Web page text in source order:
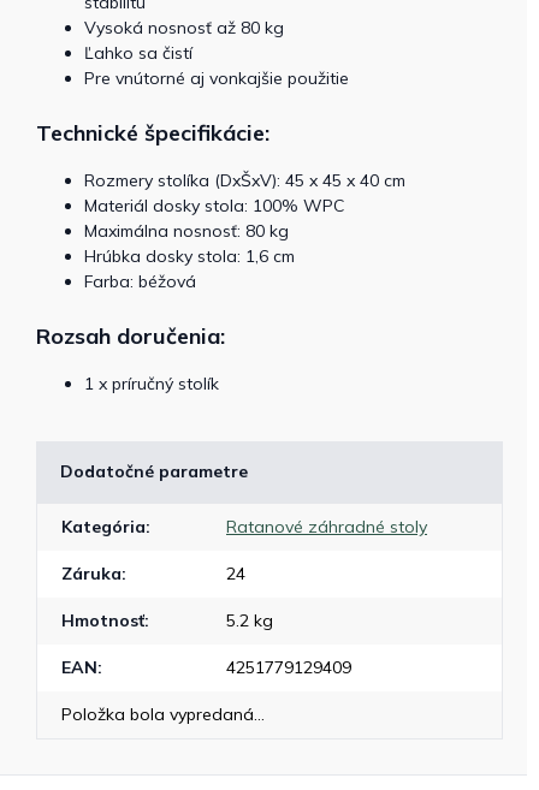
Vysoká nosnosť až 80 kg
Ľahko sa čistí
Pre vnútorné aj vonkajšie použitie
Technické špecifikácie:
Rozmery stolíka (DxŠxV): 45 x 45 x 40 cm
Materiál dosky stola: 100% WPC
Maximálna nosnosť: 80 kg
Hrúbka dosky stola: 1,6 cm
Farba: béžová
Rozsah doručenia:
1 x príručný stolík
Dodatočné parametre
Kategória: Ratanové záhradné stoly
Záruka: 24
Hmotnosť: 5.2 kg
EAN: 4251779129409
Položka bola vypredaná…